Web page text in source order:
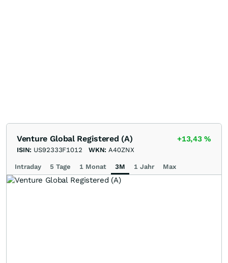
Venture Global Registered (A) +13,43%
ISIN: US92333F1012 WKN: A40ZNX
Intraday 5 Tage 1 Monat 3M 1 Jahr Max